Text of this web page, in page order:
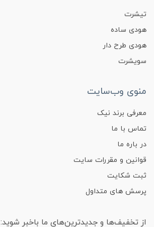
تیشرت
هودی ساده
هودی طرح دار
سویشرت
منوی وب‌سایت
معرفی برند نیک
تماس با ما
در باره ما
قوانین و مقررات سایت
ثبت شکایت
پرسش های متداول
از تخفیف‌ها و جدیدترین‌های ما باخبر شوید: